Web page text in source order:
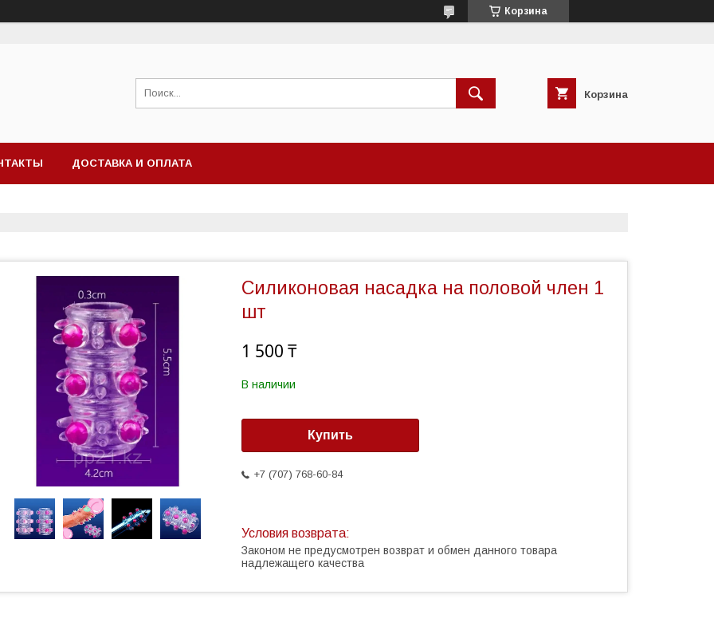
Корзина
Корзина
ДОСТАВКА И ОПЛАТА
Силиконовая насадка на половой член 1
шт
1 500 ₸
В наличии
Купить
+7 (707) 768-60-84
Законом не предусмотрен возврат и обмен данного товара
надлежащего качества